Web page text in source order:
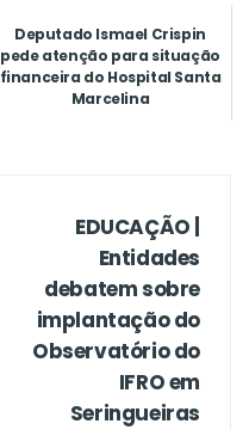
Deputado Ismael Crispin
pede atenção para situação
financeira do Hospital Santa
Marcelina
EDUCAÇÃO |
Entidades
debatem sobre
implantação do
Observatório do
IFRO em
Seringueiras